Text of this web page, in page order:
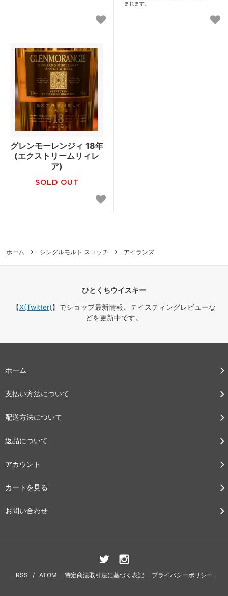
まれます。
グレンモーレンジィ 18年
(エクストリームリィレ
ア)
SOLD OUT
ホーム シングルモルト スコッチ アイランズ
ひとくちウイスキー
【X(Twitter)】でショップ最新情報、テイスティングレビューな
どを更新中です。
ホーム
支払い方法について
配送方法について
返品について
アカウント
カートを見る
お問い合わせ
RSS / ATOM 特定商法取引法に基づく表記 プライバシーポリシー